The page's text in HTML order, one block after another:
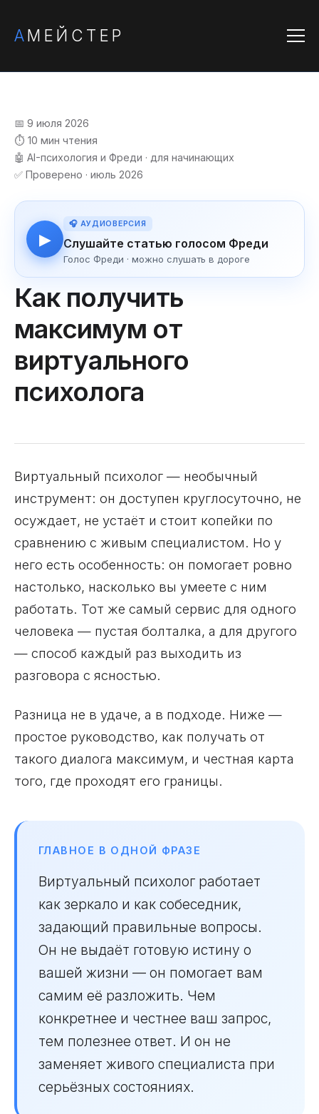
АМЕЙСТЕР
📅 9 июля 2026
⏱️ 10 мин чтения
🤖 AI-психология и Фреди · для начинающих
✅ Проверено · июль 2026
▶
🎧 АУДИОВЕРСИЯ
Слушайте статью голосом Фреди
Голос Фреди · можно слушать в дороге
Как получить
максимум от
виртуального
психолога
Виртуальный психолог — необычный
инструмент: он доступен круглосуточно, не
осуждает, не устаёт и стоит копейки по
сравнению с живым специалистом. Но у
него есть особенность: он помогает ровно
настолько, насколько вы умеете с ним
работать. Тот же самый сервис для одного
человека — пустая болталка, а для другого
— способ каждый раз выходить из
разговора с ясностью.
Разница не в удаче, а в подходе. Ниже —
простое руководство, как получать от
такого диалога максимум, и честная карта
того, где проходят его границы.
ГЛАВНОЕ В ОДНОЙ ФРАЗЕ
Виртуальный психолог работает
как зеркало и как собеседник,
задающий правильные вопросы.
Он не выдаёт готовую истину о
вашей жизни — он помогает вам
самим её разложить. Чем
конкретнее и честнее ваш запрос,
тем полезнее ответ. И он не
заменяет живого специалиста при
серьёзных состояниях.